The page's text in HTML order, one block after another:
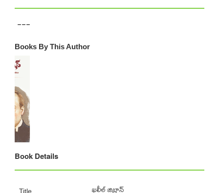
---
Books By This Author
Book Details
Title